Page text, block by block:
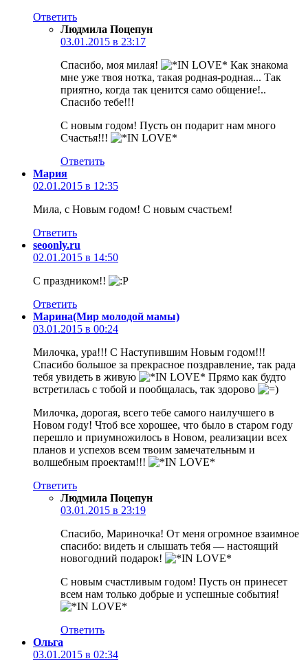
Ответить
Людмила Поцепун
03.01.2015 в 23:17
Спасибо, моя милая!
Как знакома
мне уже твоя нотка, такая родная-родная... Так
приятно, когда так ценится само общение!..
Спасибо тебе!!!
С новым годом! Пусть он подарит нам много
Счастья!!!
Ответить
Мария
02.01.2015 в 12:35
Мила, с Новым годом! С новым счастьем!
Ответить
seoonly.ru
02.01.2015 в 14:50
С праздником!!
Ответить
Марина(Мир молодой мамы)
03.01.2015 в 00:24
Милочка, ура!!! С Наступившим Новым годом!!!
Спасибо большое за прекрасное поздравление, так рада
тебя увидеть в живую
Прямо как будто
встретилась с тобой и пообщалась, так здорово
Милочка, дорогая, всего тебе самого наилучшего в
Новом году! Чтоб все хорошее, что было в старом году
перешло и приумножилось в Новом, реализации всех
планов и успехов всем твоим замечательным и
волшебным проектам!!!
Ответить
Людмила Поцепун
03.01.2015 в 23:19
Спасибо, Мариночка! От меня огромное взаимное
спасибо: видеть и слышать тебя — настоящий
новогодний подарок!
С новым счастливым годом! Пусть он принесет
всем нам только добрые и успешные события!
Ответить
Ольга
03.01.2015 в 02:34